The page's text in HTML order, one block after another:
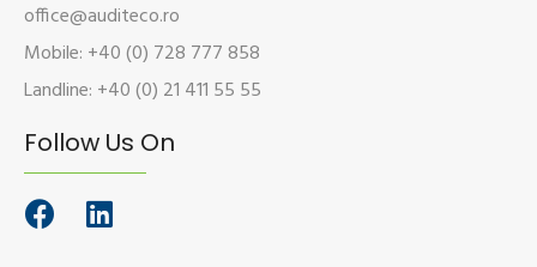
office@auditeco.ro
Mobile: +40 (0) 728 777 858
Landline: +40 (0) 21 411 55 55
Follow Us On